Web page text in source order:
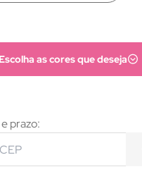
Escolha as cores que deseja
prazo: